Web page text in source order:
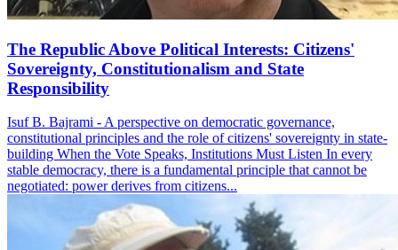
The Republic Above Political Interests: Citizens'
Sovereignty, Constitutionalism and State
Responsibility
Isuf B. Bajrami - A perspective on democratic governance,
constitutional principles and the role of citizens' sovereignty in state-
building When the Vote Speaks, Institutions Must Listen In every
stable democracy, there is a fundamental principle that cannot be
negotiated: power derives from citizens...